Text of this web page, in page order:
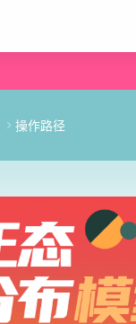
操作路径